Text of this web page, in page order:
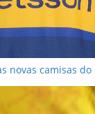
novas camisas do